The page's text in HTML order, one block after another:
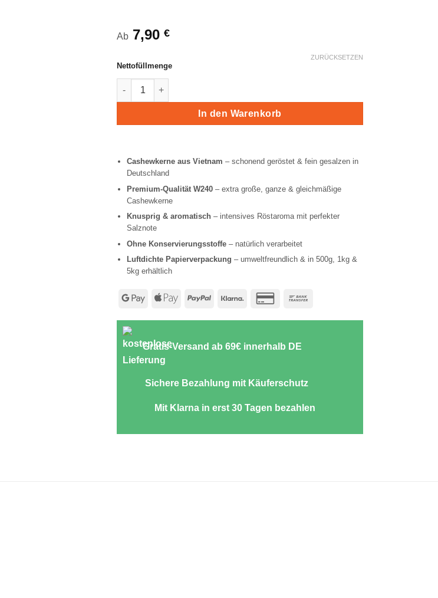
basierend
auf
Ab 7,90 €
Nettofüllmenge
ZURÜCKSETZEN
Geröstete Cashewkerne, gesalzen Menge
In den Warenkorb
Cashewkerne aus Vietnam – schonend geröstet & fein gesalzen in
Deutschland
Premium-Qualität W240– extra große, ganze & gleichmäßige
Cashewkerne
Knusprig & aromatisch– intensives Röstaroma mit perfekter
Salznote
Ohne Konservierungsstoffe– natürlich verarbeitet
Luftdichte Papierverpackung – umweltfreundlich & in 500g, 1kg &
5kg erhältlich
Google Apple
PayPal Klarna
Credit
Gratis-Versand ab 69€ innerhalb DE
Sichere Bezahlung mit Käuferschutz
Mit Klarna in erst 30 Tagen bezahlen